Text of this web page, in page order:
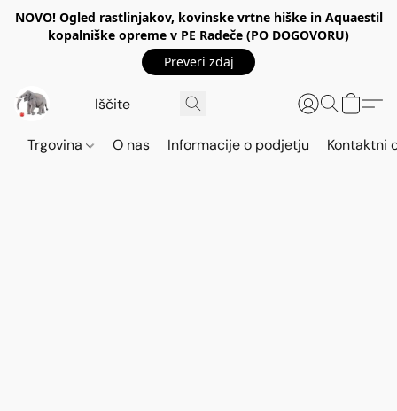
NOVO! Ogled rastlinjakov, kovinske vrtne hiške in Aquaestil
kopalniške opreme v PE Radeče (PO DOGOVORU)
Preveri zdaj
Trgovina O nas Informacije o podjetju Kontaktni